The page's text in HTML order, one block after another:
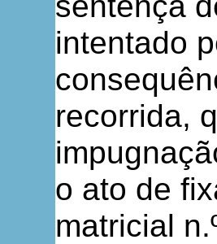
intentado
recorrida,
o ato de
matricial